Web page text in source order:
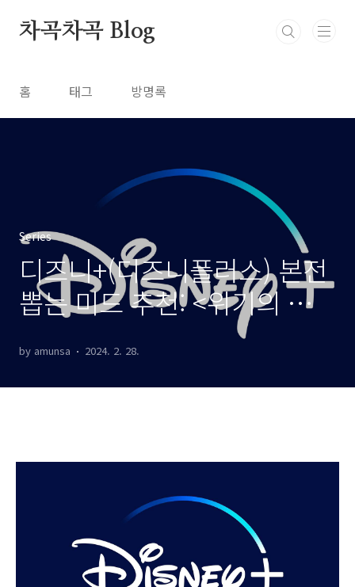
차곡차곡 Blog
홈 태그 방명록
Series
디즈니+(디즈니플러스) 본전
뽑는 미드 추천: <위기의 주부
by amunsa 2024. 2. 28.